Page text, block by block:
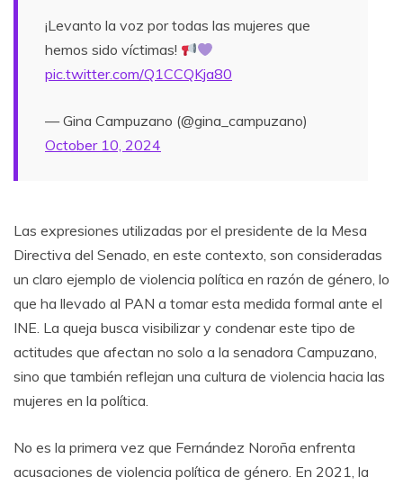
¡Levanto la voz por todas las mujeres que
hemos sido víctimas!
pic.twitter.com/Q1CCQKja80
— Gina Campuzano (@gina_campuzano)
October 10, 2024
Las expresiones utilizadas por el presidente de la Mesa
Directiva del Senado, en este contexto, son consideradas
un claro ejemplo de violencia política en razón de género, lo
que ha llevado al PAN a tomar esta medida formal ante el
INE. La queja busca visibilizar y condenar este tipo de
actitudes que afectan no solo a la senadora Campuzano,
sino que también reflejan una cultura de violencia hacia las
mujeres en la política.
No es la primera vez que Fernández Noroña enfrenta
acusaciones de violencia política de género. En 2021, la